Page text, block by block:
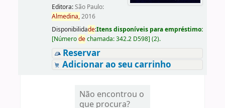
Editora:São Paulo:
Almedina,2016
Disponibilidade:Itens disponíveis para empréstimo:
[Númerodechamada:342.2 D598] (2).
Reservar
Adicionar ao seu carrinho
Não encontrou o
que procura?